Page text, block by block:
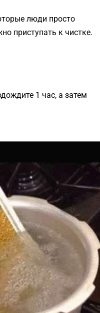
люди просто
приступать к чистке.
1 час, а затем